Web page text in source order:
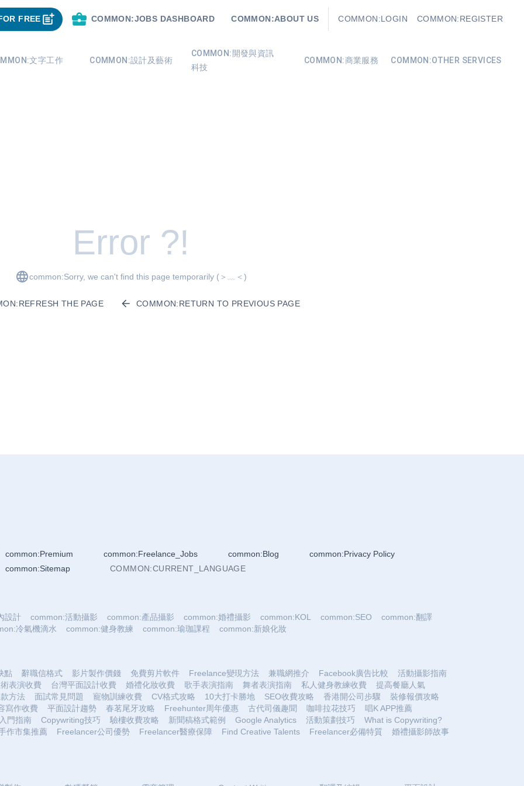
FREE COMMON:JOBS DASHBOARD COMMON:ABOUT US COMMON:LOGIN COMMON:REGISTER
文字工作 COMMON:設計及藝術
COMMON:開發與資訊
科技
COMMON:商業服務 COMMON:OTHER SERVICES
Error ?!
common:Sorry, we can't find this page temporarily (＞﹏＜)
THE PAGE COMMON:RETURN TO PREVIOUS PAGE
common:Premium common:Freelance_Jobs common:Blog
common:Privacy Policy
common:Sitemap
COMMON:CURRENT_LANGUAGE
設計 common:活動攝影 common:產品攝影 common:婚禮攝影 common:KOL common:SEO
common:翻譯
冷氣機滴水
common:健身教練 common:瑜珈課程 common:新娘化妝
點 辭職信格式 影片製作價錢 免費剪片軟件 Freelance變現方法 兼職網推介 Facebook廣告比較
活動攝影指南
表演收費
台灣平面設計收費 婚禮化妝收費 歌手表演指南 舞者表演指南 私人健身教練收費
提高餐廳人氣
方法
面試常見問題 寵物訓練收費 CV格式攻略 10大打卡勝地 SEO收費攻略 香港開公司步驟
裝修報價攻略
寫作收費
平面設計趨勢 春茗尾牙攻略 Freehunter周年優惠 古代司儀趣聞 咖啡拉花技巧
唱K APP推薦
門指南
Copywriting技巧 驗樓收費攻略 新聞稿格式範例 Google Analytics 活動策劃技巧
What is Copywriting?
作市集推薦
Freelancer公司優勢 Freelancer醫療保障 Find Creative Talents Freelancer必備特質 婚禮攝影師故事